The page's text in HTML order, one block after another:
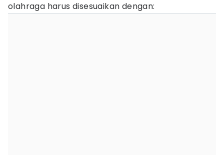
olahraga harus disesuaikan dengan: